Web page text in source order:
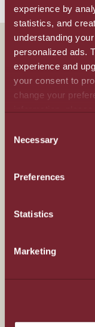
experience by
statistics, and
understanding
personalized ads.
experience and
your consent to
change your
SELECTION
Necessary
Preferences
Statistics
Marketing
Πέρα